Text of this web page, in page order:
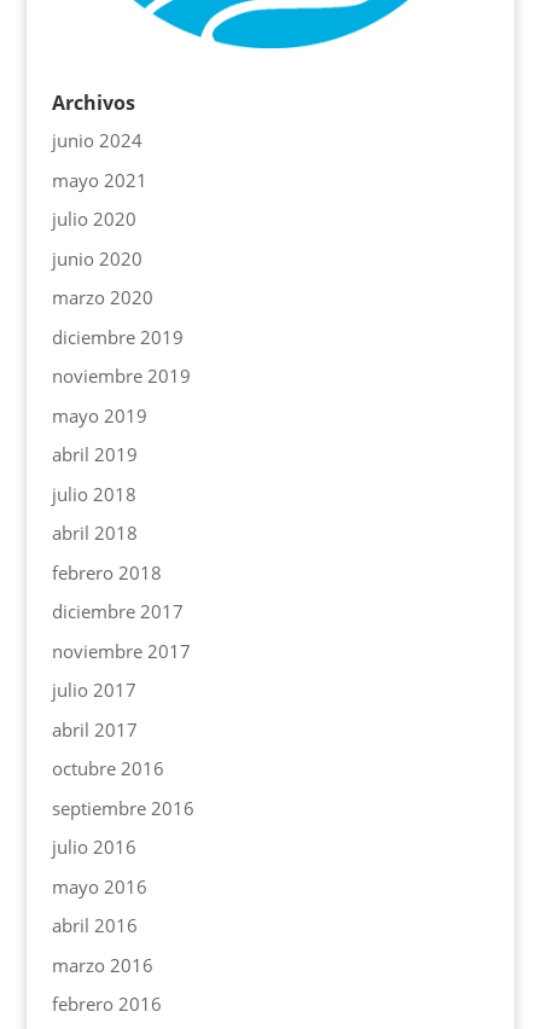
Archivos
junio 2024
mayo 2021
julio 2020
junio 2020
marzo 2020
diciembre 2019
noviembre 2019
mayo 2019
abril 2019
julio 2018
abril 2018
febrero 2018
diciembre 2017
noviembre 2017
julio 2017
abril 2017
octubre 2016
septiembre 2016
julio 2016
mayo 2016
abril 2016
marzo 2016
febrero 2016